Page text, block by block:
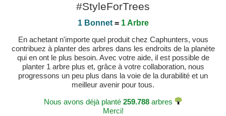
#StyleForTrees
1 Bonnet= 1 Arbre
En achetant n'importe quel produit chez Caphunters, vous
contribuez à planter des arbres dans les endroits de la planète
qui en ont le plus besoin. Avec votre aide, il est possible de
planter 1 arbre plus et, grâce à votre collaboration, nous
progressons un peu plus dans la voie de la durabilité et un
meilleur avenir pour tous.
Nous avons déjà planté 259.788 arbres
Merci!